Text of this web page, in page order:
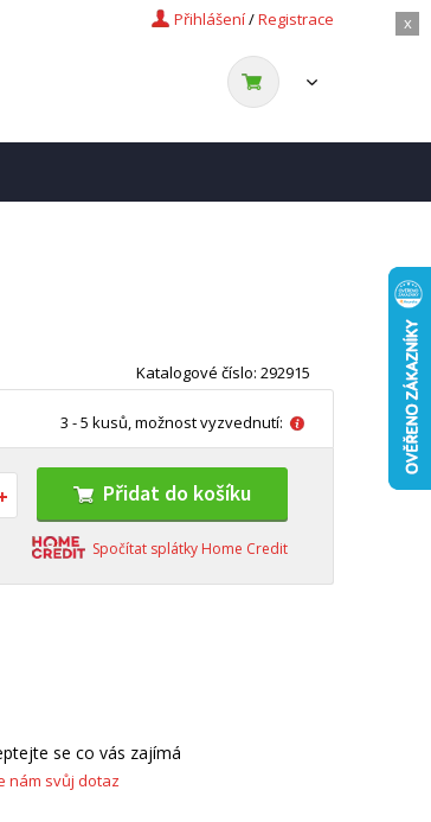
x
Registrace
/
Přihlášení
Katalogové číslo: 292915
3 - 5 kusů, možnost vyzvednutí:
Přidat do košíku
Spočítat splátky Home Credit
se co vás zajímá
nám svůj dotaz